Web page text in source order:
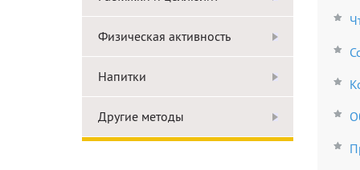
Физическая активность
Напитки
Другие методы